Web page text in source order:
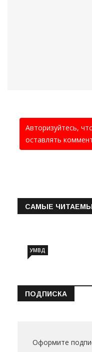
Авторизуйтесь,
оставлять
САМЫЕ
УМВД
ПОДПИСКА
Оформите